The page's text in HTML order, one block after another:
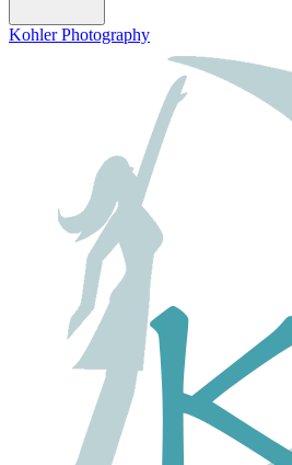
Kohler Photography